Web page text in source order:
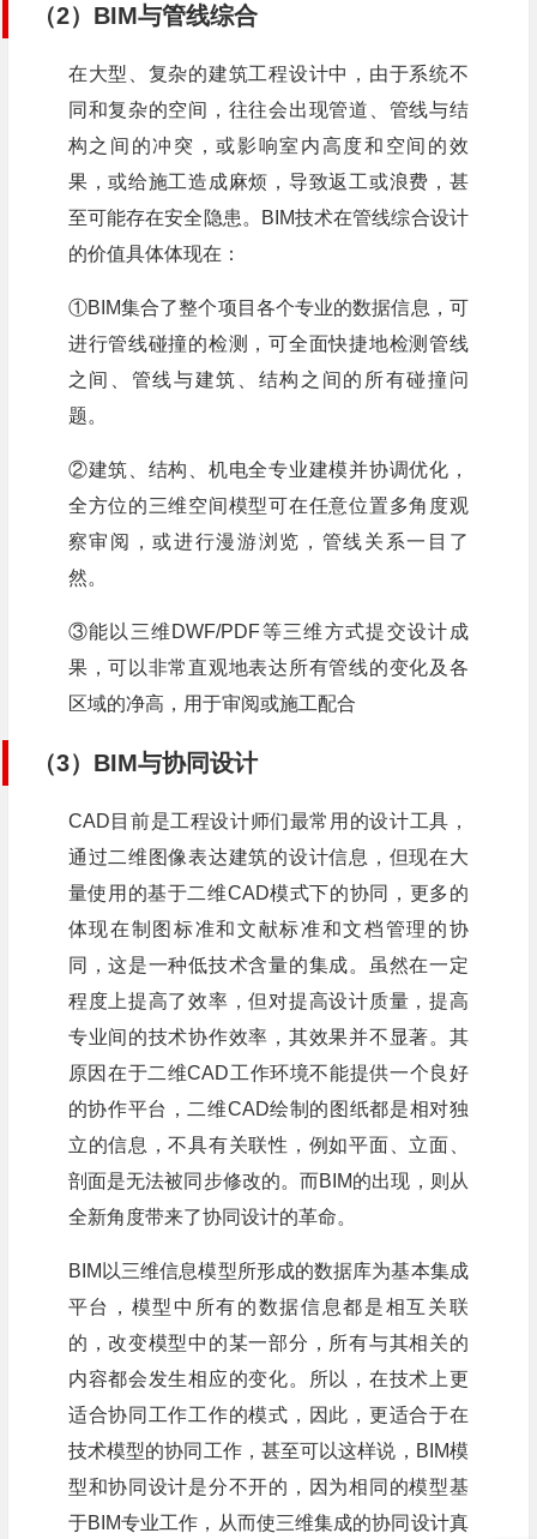
（2）BIM与管线综合
在大型、复杂的建筑工程设计中，由于系统不
同和复杂的空间，往往会出现管道、管线与结
构之间的冲突，或影响室内高度和空间的效
果，或给施工造成麻烦，导致返工或浪费，甚
至可能存在安全隐患。BIM技术在管线综合设计
的价值具体体现在：
①BIM集合了整个项目各个专业的数据信息，可
进行管线碰撞的检测，可全面快捷地检测管线
之间、管线与建筑、结构之间的所有碰撞问
题。
②建筑、结构、机电全专业建模并协调优化，
全方位的三维空间模型可在任意位置多角度观
察审阅，或进行漫游浏览，管线关系一目了
然。
③能以三维DWF/PDF等三维方式提交设计成
果，可以非常直观地表达所有管线的变化及各
区域的净高，用于审阅或施工配合
（3）BIM与协同设计
CAD目前是工程设计师们最常用的设计工具，
通过二维图像表达建筑的设计信息，但现在大
量使用的基于二维CAD模式下的协同，更多的
体现在制图标准和文献标准和文档管理的协
同，这是一种低技术含量的集成。虽然在一定
程度上提高了效率，但对提高设计质量，提高
专业间的技术协作效率，其效果并不显著。其
原因在于二维CAD工作环境不能提供一个良好
的协作平台，二维CAD绘制的图纸都是相对独
立的信息，不具有关联性，例如平面、立面、
剖面是无法被同步修改的。而BIM的出现，则从
全新角度带来了协同设计的革命。
BIM以三维信息模型所形成的数据库为基本集成
平台，模型中所有的数据信息都是相互关联
的，改变模型中的某一部分，所有与其相关的
内容都会发生相应的变化。所以，在技术上更
适合协同工作工作的模式，因此，更适合于在
技术模型的协同工作，甚至可以这样说，BIM模
型和协同设计是分不开的，因为相同的模型基
于BIM专业工作，从而使三维集成的协同设计真